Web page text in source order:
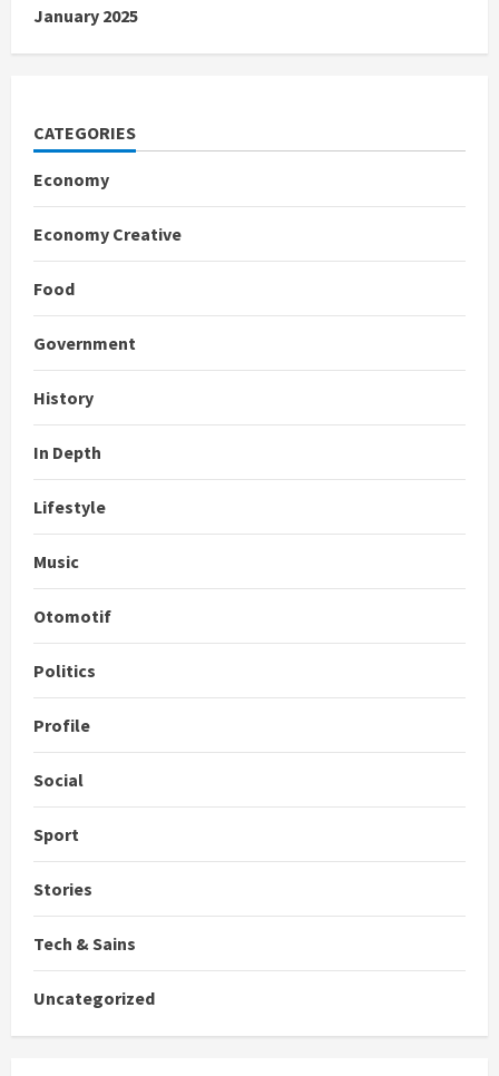
January 2025
CATEGORIES
Economy
Economy Creative
Food
Government
History
In Depth
Lifestyle
Music
Otomotif
Politics
Profile
Social
Sport
Stories
Tech & Sains
Uncategorized